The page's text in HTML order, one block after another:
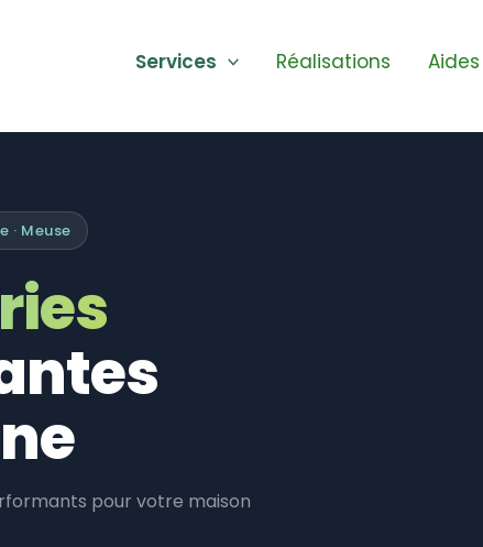
Services Réalisations Aides
· Meuse
pour votre maison